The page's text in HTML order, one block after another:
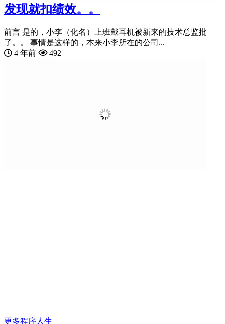
发现就扣绩效。。
前言 是的，小李（化名）上班戴耳机被新来的技术总监批
了。。 事情是这样的，本来小李所在的公司...
4 年前
492
更多程序人生